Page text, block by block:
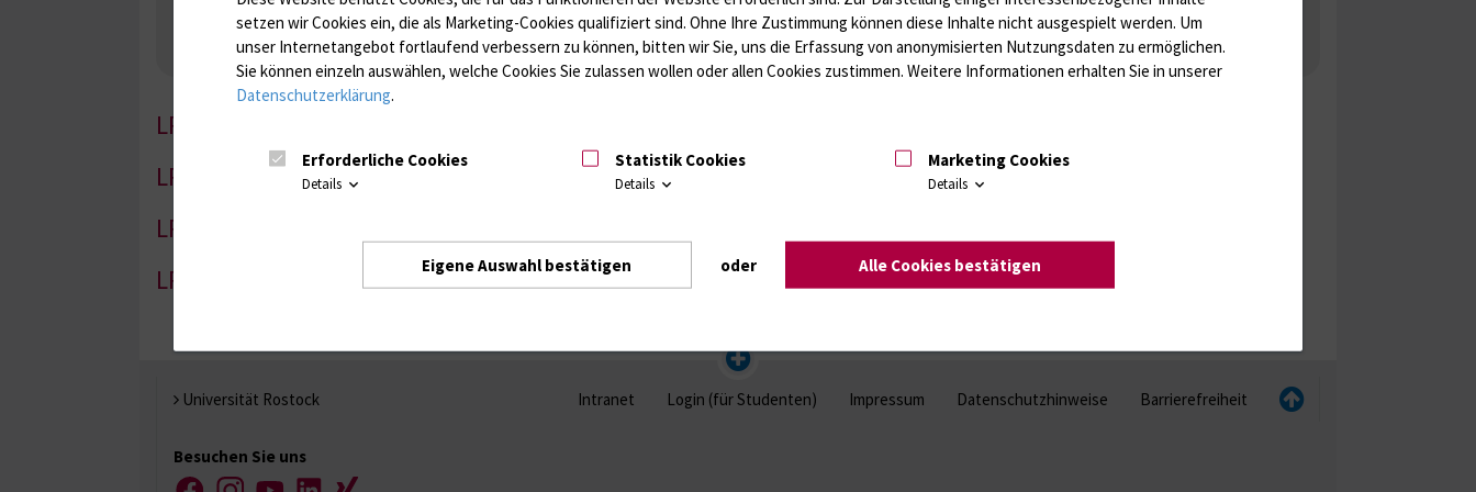
Nebenniere / Niere; Nebenschilddrüse ( Ca-Stoffwechsel / Knochen; Hypophyse / Wachstum; Gestroinaltrakt / Vitamine; Gonaden / Zyklus / Sterilität
Infektionsserologie
Allergiediagnostik Immunologie
Autoimmundiagnostik
Antibiotika, Zystostatika, Immunsuppressiva, Amaleptika, Bronchospasmolytika, Antiepileptika, Kardiaka, Psychpharmaka
Molekulare Diagnostik
LP-1
LP-2
LP-3
LP-4
Universität Rostock
Besuchen Sie uns
Intranet Login (für Studenten) Impressum Datenschutzhinweise Barrierefreiheit
setzen wir Cookies ein, die als Marketing-Cookies qualifiziert sind. Ohne Ihre Zustimmung können diese Inhalte nicht ausgespielt werden. Um
unser Internetangebot fortlaufend verbessern zu können, bitten wir Sie, uns die Erfassung von anonymisierten Nutzungsdaten zu ermöglichen.
Sie können einzeln auswählen, welche Cookies Sie zulassen wollen oder allen Cookies zustimmen. Weitere Informationen erhalten Sie in unserer
Datenschutzerklärung.
Erforderliche Cookies
Details
Statistik Cookies
Details
Marketing Cookies
Details
Eigene Auswahl bestätigen oder Alle Cookies bestätigen